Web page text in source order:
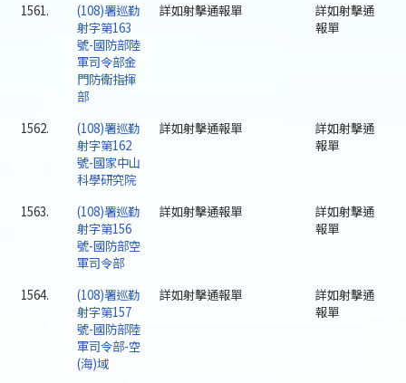
1561.
(108)署巡勤
射字第163
號-國防部陸
軍司令部金
門防衛指揮
部
詳如射擊通報單
詳如射擊通
報單
1562.
(108)署巡勤
射字第162
號-國家中山
科學研究院
詳如射擊通報單
詳如射擊通
報單
1563.
(108)署巡勤
射字第156
號-國防部空
軍司令部
詳如射擊通報單
詳如射擊通
報單
1564.
(108)署巡勤
射字第157
號-國防部陸
軍司令部-空
(海)域
詳如射擊通報單
詳如射擊通
報單